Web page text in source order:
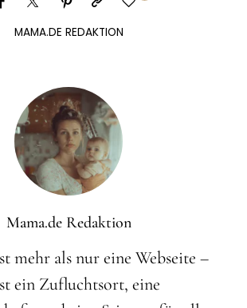
MAMA.DE REDAKTION
Mama.de Redaktion
mehr als nur eine Webseite –
ein Zufluchtsort, eine